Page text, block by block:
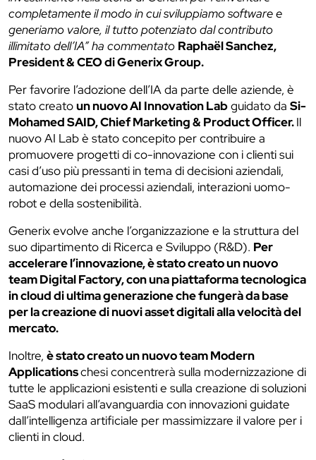
completamente il modo in cui sviluppiamo software e
generiamo valore, il tutto potenziato dal contributo
illimitato dell’IA” ha commentato Raphaël Sanchez,
President & CEO di Generix Group.
Per favorire l’adozione dell’IA da parte delle aziende, è
stato creatoun nuovo AI Innovation Labguidato da Si-
Mohamed SAID, Chief Marketing & Product Officer.Il
nuovo AI Lab è stato concepito per contribuire a
promuovere progetti di co-innovazione con i clienti sui
casi d’uso più pressanti in tema di decisioni aziendali,
automazione dei processi aziendali, interazioni uomo-
robot e della sostenibilità.
Generix evolve anche l’organizzazione e la struttura del
suo dipartimento di Ricerca e Sviluppo (R&D). Per
accelerare l’innovazione, è stato creato un nuovo
team Digital Factory, con una piattaforma tecnologica
in cloud di ultima generazione che fungerà da base
per la creazione di nuovi asset digitali alla velocità del
mercato.
Inoltre, è stato creato un nuovo team Modern
Applicationschesi concentrerà sulla modernizzazione di
tutte le applicazioni esistenti e sulla creazione di soluzioni
SaaS modulari all’avanguardia con innovazioni guidate
dall’intelligenza artificiale per massimizzare il valore per i
clienti in cloud.